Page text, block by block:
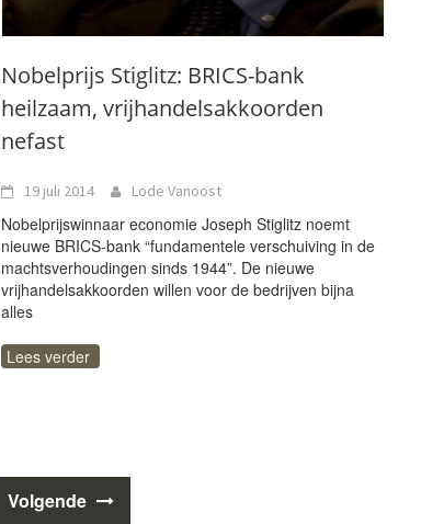
Nobelprijs Stiglitz: BRICS-bank
heilzaam, vrijhandelsakkoorden
nefast
19 juli 2014 Lode Vanoost
Nobelprijswinnaar economie Joseph Stiglitz noemt
nieuwe BRICS-bank “fundamentele verschuiving in de
machtsverhoudingen sinds 1944”. De nieuwe
vrijhandelsakkoorden willen voor de bedrijven bijna
alles
Lees verder
Volgende